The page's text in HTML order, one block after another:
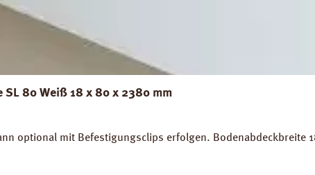
SL 80 Weiß 18 x 80 x 2380 mm
optional mit Befestigungsclips erfolgen.